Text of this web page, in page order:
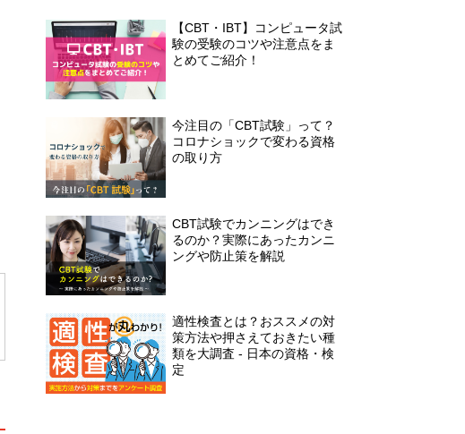
【CBT・IBT】コンピュータ試
験の受験のコツや注意点をま
とめてご紹介！
今注目の「CBT試験」って？
コロナショックで変わる資格
の取り方
CBT試験でカンニングはでき
るのか？実際にあったカンニ
ングや防止策を解説
適性検査とは？おススメの対
策方法や押さえておきたい種
類を大調査 - 日本の資格・検
定